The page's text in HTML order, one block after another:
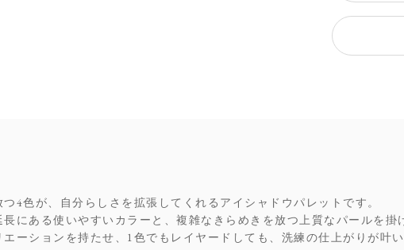
4色が、自分らしさを拡張してくれるアイシャドウパレットです。
にある使いやすいカラーと、複雑なきらめきを放つ上質なパールを掛
ーションを持たせ、1色でもレイヤードしても、洗練の仕上がりが叶い